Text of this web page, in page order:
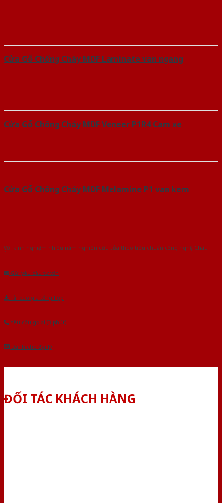
Cửa Gỗ Chống Cháy MDF Laminate van ngang
Cửa Gỗ Chống Cháy MDF Veneer P1R4 Cam xe
Cửa Gỗ Chống Cháy MDF Melamine P1 van kem
Với kinh nghiệm nhiêu năm nghiên cứu cửa theo tiêu chuẩn công nghệ Châu
Âu.Chúng tôi tự tin là nhà sản xuất & cung cấp hàng đầu tại Việt Nam!
Gửi yêu cầu tư vấn
Tải báo giá tổng hợp
Yêu cầu gọi lại (3 phút)
Dành cho đại lý
ĐỐI TÁC KHÁCH HÀNG